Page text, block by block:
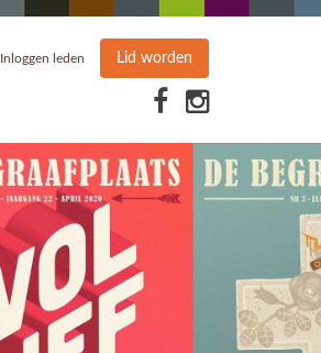
Inloggen leden Lid worden